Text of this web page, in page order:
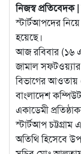
নিজস্ব প্রতিবেদক
স্টার্টআপদের
হয়েছে।
আজ রবিবার (১৬
জামাল
বিভাগের আওতায়
বাংলাদেশ
একাডেমী
স্টার্টআপ
অতিথি হিসেবে